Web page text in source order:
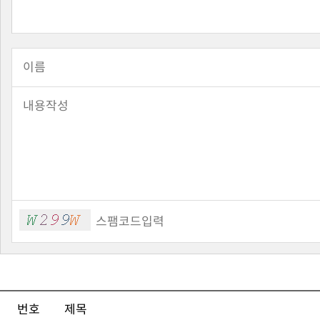
번호 제목